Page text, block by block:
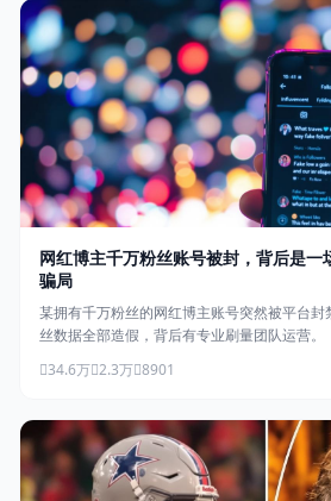
网红博主千万粉丝账号被封，背后是一
骗局
某拥有千万粉丝的网红博主账号突然被平台
丝数据全部造假，背后有专业刷量团队运营。
34.6万 2.3万 8901